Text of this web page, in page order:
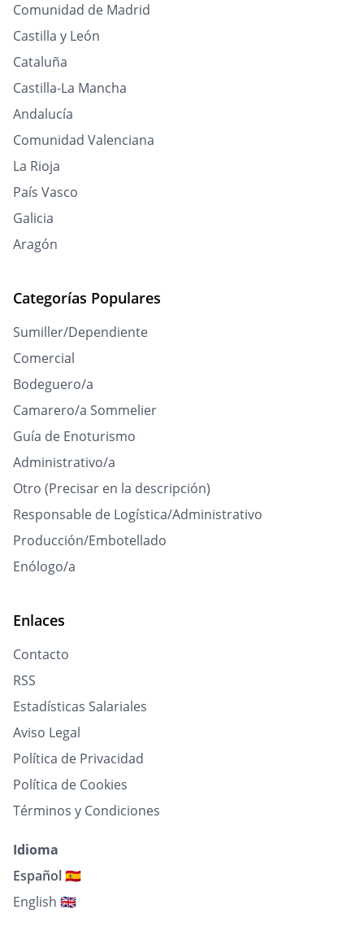
Comunidad de Madrid
Castilla y León
Cataluña
Castilla-La Mancha
Andalucía
Comunidad Valenciana
La Rioja
País Vasco
Galicia
Aragón
Categorías Populares
Sumiller/Dependiente
Comercial
Bodeguero/a
Camarero/a Sommelier
Guía de Enoturismo
Administrativo/a
Otro (Precisar en la descripción)
Responsable de Logística/Administrativo
Producción/Embotellado
Enólogo/a
Enlaces
Contacto
RSS
Estadísticas Salariales
Aviso Legal
Política de Privacidad
Política de Cookies
Términos y Condiciones
Idioma
Español 🇪🇸
English 🇬🇧